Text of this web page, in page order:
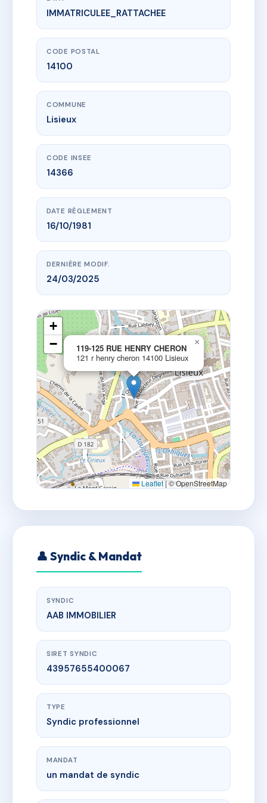
www.vme.plus/AC6691190
119-125 RUE HENRY CHERON
121 r henry cheron
IMMATRICULEE_RATTACHEE
CODE POSTAL
14100
COMMUNE
Lisieux
CODE INSEE
14366
DATE RÈGLEMENT
16/10/1981
DERNIÈRE MODIF.
24/03/2025
119-125 RUE HENRY CHERON
121 r henry cheron 14100 Lisieux
×
+
−
Leaflet|© OpenStreetMap
👤 Syndic & Mandat
SYNDIC
AAB IMMOBILIER
SIRET SYNDIC
43957655400067
TYPE
Syndic professionnel
MANDAT
un mandat de syndic